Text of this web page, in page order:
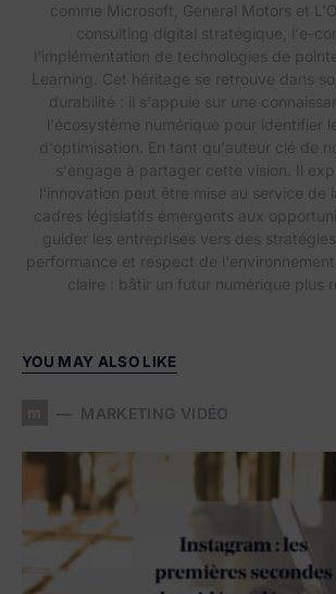
comme Microsoft, General Motors et
consulting digital stratégique, l'e-
l'implémentation de technologies de
Learning. Cet héritage se retrouve dans
durabilité : il s'appuie sur une
l'écosystème numérique pour identifier
d'optimisation. En tant qu'auteur clé de
s'engage à partager cette vision. Il
l'innovation peut être mise au service de
cadres législatifs émergents aux
guider les entreprises vers des
performance et respect de
claire : bâtir un futur numérique plus
YOU MAY ALSO LIKE
MARKETING VIDÉO